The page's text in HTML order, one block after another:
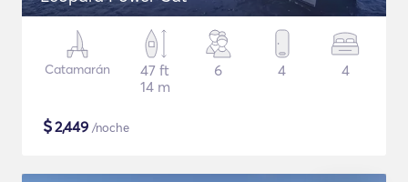
Catamarán
47 ft
14 m
6 4 4
$2,449 /noche